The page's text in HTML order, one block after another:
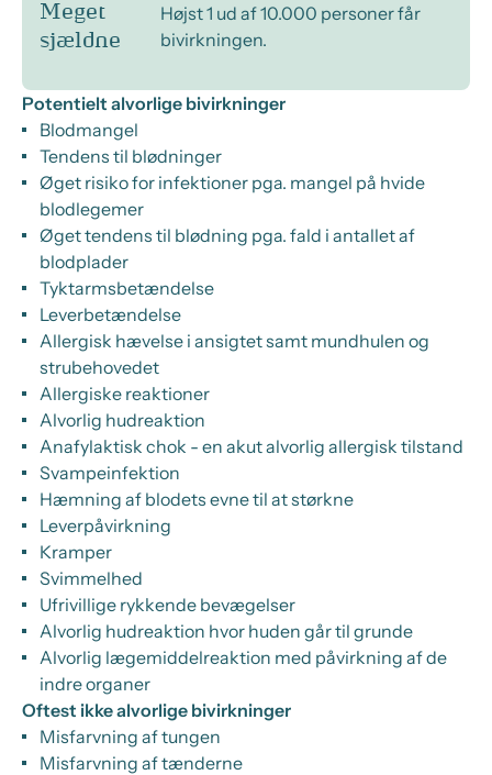
Meget
sjældne
Højst 1 ud af 10.000 personer får
bivirkningen.
Potentielt alvorlige bivirkninger
Blodmangel
Tendens til blødninger
Øget risiko for infektioner pga. mangel på hvide
blodlegemer
Øget tendens til blødning pga. fald i antallet af
blodplader
Tyktarmsbetændelse
Leverbetændelse
Allergisk hævelse i ansigtet samt mundhulen og
strubehovedet
Allergiske reaktioner
Alvorlig hudreaktion
Anafylaktisk chok - en akut alvorlig allergisk tilstand
Svampeinfektion
Hæmning af blodets evne til at størkne
Leverpåvirkning
Kramper
Svimmelhed
Ufrivillige rykkende bevægelser
Alvorlig hudreaktion hvor huden går til grunde
Alvorlig lægemiddelreaktion med påvirkning af de
indre organer
Oftest ikke alvorlige bivirkninger
Misfarvning af tungen
Misfarvning af tænderne